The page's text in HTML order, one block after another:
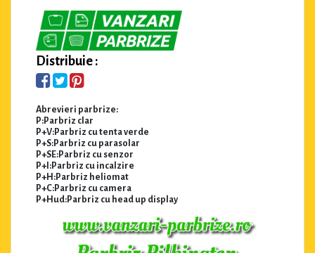
Distribuie :
Abrevieri parbrize:
P:Parbriz clar
P+V:Parbriz cu tenta verde
P+S:Parbriz cu parasolar
P+SE:Parbriz cu senzor
P+I:Parbriz cu incalzire
P+H:Parbriz heliomat
P+C:Parbriz cu camera
P+Hud:Parbriz cu head up display